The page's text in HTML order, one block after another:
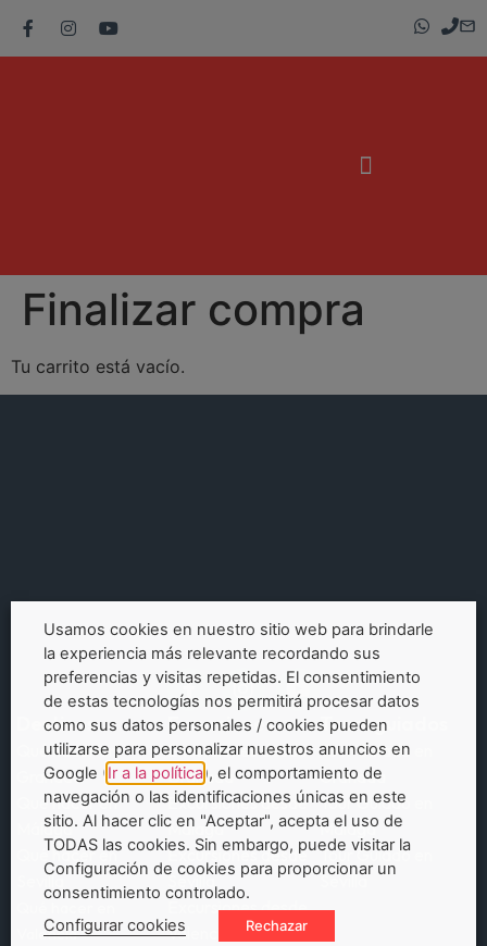
Finalizar compra
Tu carrito está vacío.
Destinos
Qué hacer en
Granada
Qué hacer en
Málaga
Qué hacer en
Sevilla
Valencia
Excursiones
Excursiones desde
Granada
Excursiones desde
Málaga
Excursiones desde
Sevilla
Excursiones desde
Valencia
Tours guiados
Tour Guiado en
Granada
Tour Guiado en
Málaga
Tour Guiado en
Sevilla
Usamos cookies en nuestro sitio web para brindarle
la experiencia más relevante recordando sus
preferencias y visitas repetidas. El consentimiento
de estas tecnologías nos permitirá procesar datos
como sus datos personales / cookies pueden
utilizarse para personalizar nuestros anuncios en
Google ( Ir a la política), el comportamiento de
navegación o las identificaciones únicas en este
sitio. Al hacer clic en "Aceptar", acepta el uso de
TODAS las cookies. Sin embargo, puede visitar la
Configuración de cookies para proporcionar un
consentimiento controlado.
Configurar cookies
Rechazar